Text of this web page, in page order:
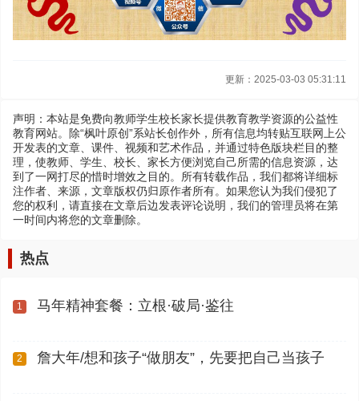
更新：2025-03-03 05:31:11
声明：本站是免费向教师学生校长家长提供教育教学资源的公益性
教育网站。除“枫叶原创”系站长创作外，所有信息均转贴互联网上公
开发表的文章、课件、视频和艺术作品，并通过特色版块栏目的整
理，使教师、学生、校长、家长方便浏览自己所需的信息资源，达
到了一网打尽的惜时增效之目的。所有转载作品，我们都将详细标
注作者、来源，文章版权仍归原作者所有。如果您认为我们侵犯了
您的权利，请直接在文章后边发表评论说明，我们的管理员将在第
一时间内将您的文章删除。
热点
1 马年精神套餐：立根·破局·鉴往
2 詹大年/想和孩子“做朋友”，先要把自己当孩子